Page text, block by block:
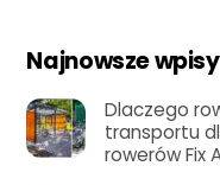
Najnowsze wpisy
Dlaczego
transportu
rowerów Fix